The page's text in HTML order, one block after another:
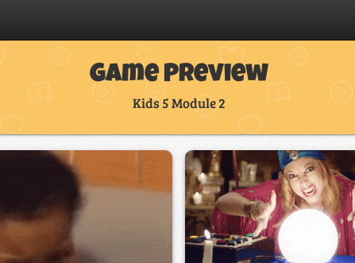
Game Preview
Kids 5 Module 2